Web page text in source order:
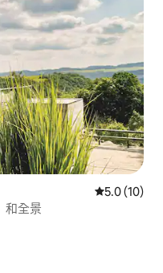
從 10 則評
5.0 (10)
和全景